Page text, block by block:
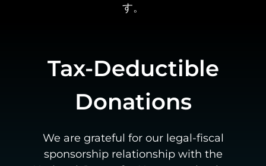
す。
Tax-Deductible
Donations
We are grateful for our legal-fiscal
sponsorship relationship with the